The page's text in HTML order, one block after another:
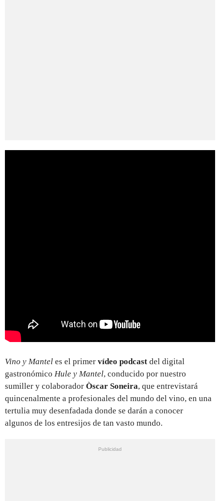
Vino y Mantel es el primer vídeo podcast del digital
gastronómico Hule y Mantel, conducido por nuestro
sumiller y colaborador Òscar Soneira, que entrevistará
quincenalmente a profesionales del mundo del vino, en una
tertulia muy desenfadada donde se darán a conocer
algunos de los entresijos de tan vasto mundo.